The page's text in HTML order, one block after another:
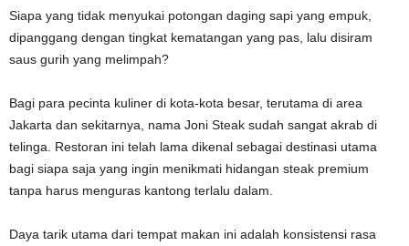
Siapa yang tidak menyukai potongan daging sapi yang empuk,
dipanggang dengan tingkat kematangan yang pas, lalu disiram
saus gurih yang melimpah?
Bagi para pecinta kuliner di kota-kota besar, terutama di area
Jakarta dan sekitarnya, nama Joni Steak sudah sangat akrab di
telinga. Restoran ini telah lama dikenal sebagai destinasi utama
bagi siapa saja yang ingin menikmati hidangan steak premium
tanpa harus menguras kantong terlalu dalam.
Daya tarik utama dari tempat makan ini adalah konsistensi rasa